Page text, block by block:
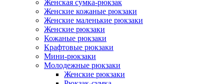
Женская сумка-рюкзак
Женские кожаные рюкзаки
Женские маленькие рюкзаки
Женские рюкзаки
Кожаные рюкзаки
Крафтовые рюкзаки
Мини-рюкзаки
Молодежные рюкзаки
Женские рюкзаки